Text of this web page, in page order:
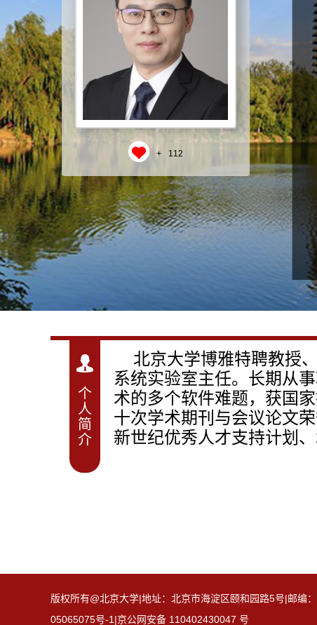
+ 112
个
人
简
介
北京大学博雅特聘教授
系统实验室主任。长期从
术的多个软件难题，获国
十次学术期刊与会议论文
新世纪优秀人才支持计划
版权所有@北京大学|地址：北京市海淀区颐和园路5号|邮编
05065075号-1|京公网安备 110402430047 号